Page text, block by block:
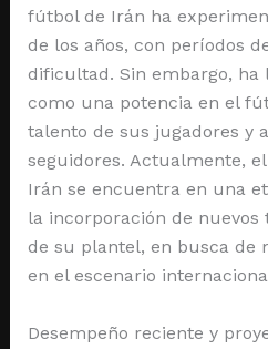
fútbol de Irán ha
de los años, con períodos
dificultad. Sin embargo, ha
como una potencia en el
talento de sus jugadores y
seguidores. Actualmente,
Irán se encuentra en una
la incorporación de nuevos
de su plantel, en busca de
en el escenario
Desempeño reciente y